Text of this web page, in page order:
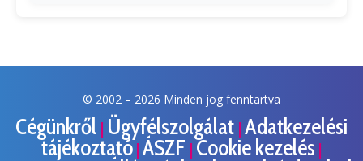
© 2002 – 2026 Minden jog fenntartva
Cégünkről | Ügyfélszolgálat | Adatkezelési
tájékoztató | ÁSZF | Cookie kezelés |